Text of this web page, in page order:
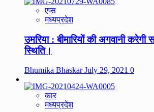
एप्स
मध्यप्रदेश
उमरिया : बीमारियों की अगवानी करेगी
स्थिति।
Bhumika BhaskarJuly 29, 2021 0
कार
मध्यप्रदेश